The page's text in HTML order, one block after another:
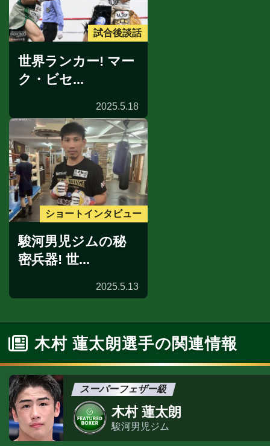
試合後談話
世界ランカー! マー
ク・ビセ...
2025.5.18
ショートインタビュー
駿河男児ジムの秘
密兵器! 世...
2025.5.13
木村 蓮太朗選手の関連情報
スーパーフェザー級
木村 蓮太朗
駿河男児ジム